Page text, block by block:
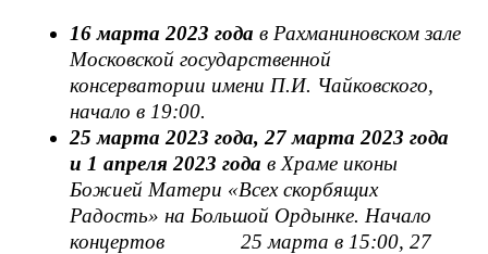
16 марта 2023 года в Рахманиновском зале
Московской государственной
консерватории имени П.И. Чайковского,
начало в 19:00.
25 марта 2023 года, 27 марта 2023 года
и 1 апреля 2023 года в Храме иконы
Божией Матери «Всех скорбящих
Радость» на Большой Ордынке. Начало
концертов 25 марта в 15:00, 27